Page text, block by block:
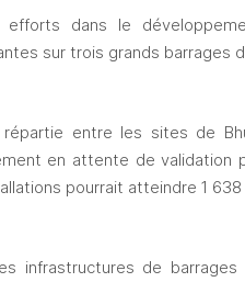
efforts dans le
sur trois grands barrages
entre les sites de
en attente de validation
pourrait atteindre 1 638
infrastructures de